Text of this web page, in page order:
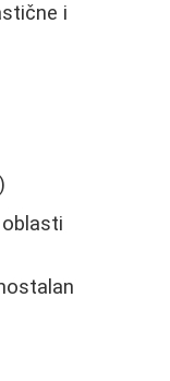
i